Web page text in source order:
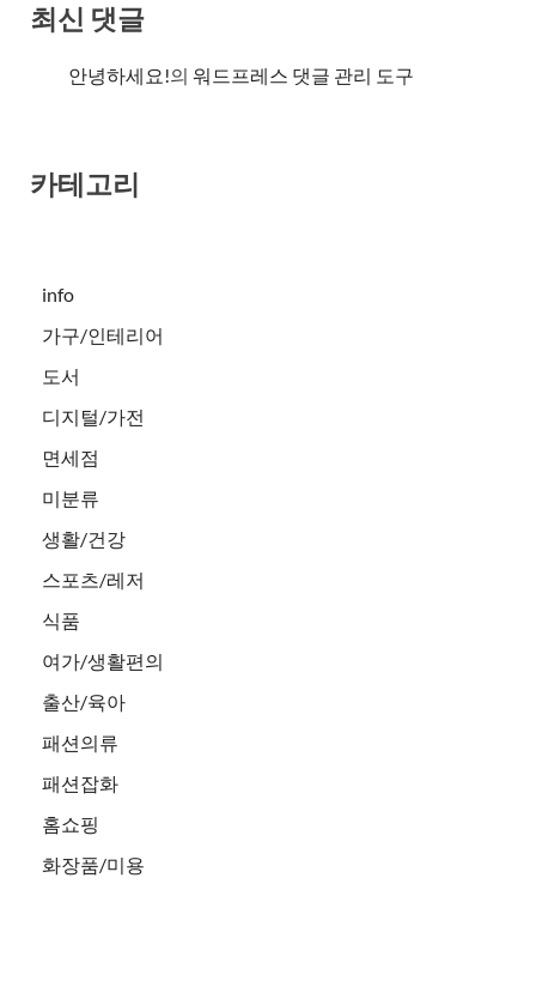
최신 댓글
안녕하세요!의 워드프레스 댓글 관리 도구
카테고리
info
가구/인테리어
도서
디지털/가전
면세점
미분류
생활/건강
스포츠/레저
식품
여가/생활편의
출산/육아
패션의류
패션잡화
홈쇼핑
화장품/미용